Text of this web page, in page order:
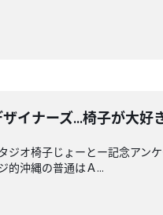
イナーズ...椅子が大好
ジオ椅子じょーとー記念アン
的沖縄の普通はＡ...